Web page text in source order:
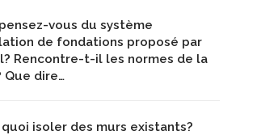
vous du système
de fondations proposé par
Rencontre-t-il les normes de la
Que dire…
quoi isoler des murs existants?